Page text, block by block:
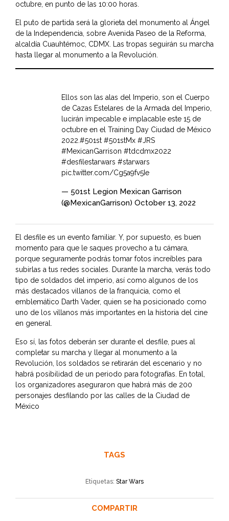
octubre, en punto de las 10:00 horas.
El puto de partida será la glorieta del monumento al Ángel
de la Independencia, sobre Avenida Paseo de la Reforma,
alcaldía Cuauhtémoc, CDMX. Las tropas seguirán su marcha
hasta llegar al monumento a la Revolución.
Ellos son las alas del Imperio, son el Cuerpo
de Cazas Estelares de la Armada del Imperio,
lucirán impecable e implacable este 15 de
octubre en el Training Day Ciudad de México
2022.#501st #501stMx #JRS
#MexicanGarrison #tdcdmx2022
#desfilestarwars #starwars
pic.twitter.com/Cg5a9fv5Ie
— 501st Legion Mexican Garrison
(@MexicanGarrison) October 13, 2022
El desfile es un evento familiar. Y, por supuesto, es buen
momento para que le saques provecho a tu cámara,
porque seguramente podrás tomar fotos increíbles para
subirlas a tus redes sociales. Durante la marcha, verás todo
tipo de soldados del imperio, así como algunos de los
más destacados villanos de la franquicia, como el
emblemático Darth Vader, quien se ha posicionado como
uno de los villanos más importantes en la historia del cine
en general.
Eso sí, las fotos deberán ser durante el desfile, pues al
completar su marcha y llegar al monumento a la
Revolución, los soldados se retirarán del escenario y no
habrá posibilidad de un periodo para fotografías. En total,
los organizadores aseguraron que habrá más de 200
personajes desfilando por las calles de la Ciudad de
México
TAGS
Etiquetas: Star Wars
COMPARTIR